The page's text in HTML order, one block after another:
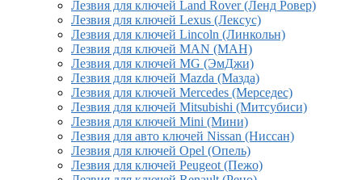
Лезвия для ключей Land Rover (Ленд Ровер)
Лезвия для ключей Lexus (Лексус)
Лезвия для ключей Lincoln (Линкольн)
Лезвия для ключей MAN (МАН)
Лезвия для ключей MG (ЭмДжи)
Лезвия для ключей Mazda (Мазда)
Лезвия для ключей Mercedes (Мерседес)
Лезвия для ключей Mitsubishi (Митсубиси)
Лезвия для ключей Mini (Мини)
Лезвия для авто ключей Nissan (Ниссан)
Лезвия для ключей Opel (Опель)
Лезвия для ключей Peugeot (Пежо)